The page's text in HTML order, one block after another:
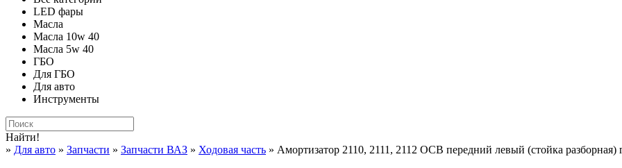
LED фары
Масла
Масла 10w 40
Масла 5w 40
ГБО
Для ГБО
Для авто
Инструменты
Найти!
» Для авто » Запчасти » Запчасти ВАЗ » Ходовая часть » Амортизатор 2110, 2111, 2112 ОСВ передний левый (стойка разборная)